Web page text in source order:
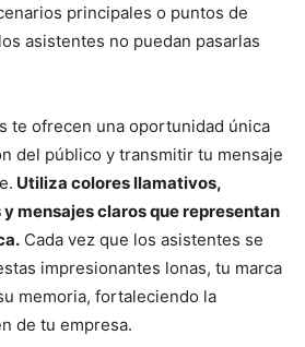
principales o puntos de
asistentes no puedan pasarlas
te ofrecen una oportunidad única
del público y transmitir tu mensaje
Utiliza colores llamativos,
mensajes claros que representan
Cada vez que los asistentes se
impresionantes lonas, tu marca
memoria, fortaleciendo la
de tu empresa.